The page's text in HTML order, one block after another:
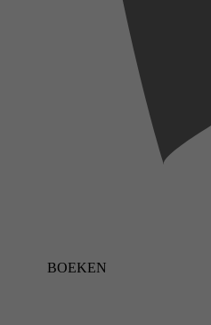
BOEKEN